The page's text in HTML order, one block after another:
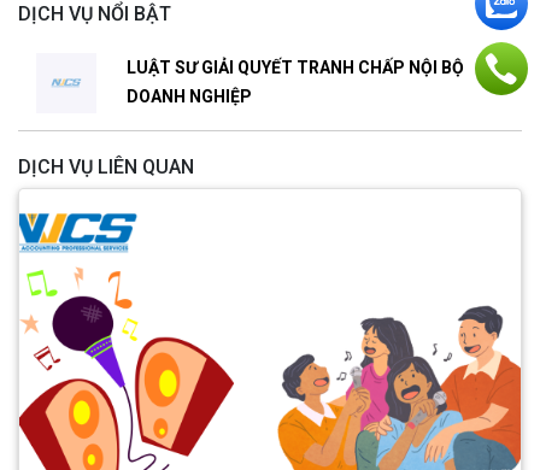
DỊCH VỤ NỔI BẬT
LUẬT SƯ GIẢI QUYẾT TRANH CHẤP NỘI BỘ
DOANH NGHIỆP
DỊCH VỤ LIÊN QUAN